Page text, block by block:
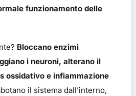
funzionamento delle
Bloccano enzimi
i neuroni, alterano il
ossidativo e infiammazione
il sistema dall’interno,